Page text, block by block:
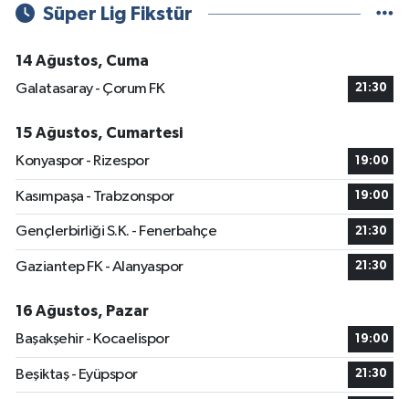
Süper Lig Fikstür
14 Ağustos, Cuma
Galatasaray - Çorum FK
21:30
15 Ağustos, Cumartesi
Konyaspor - Rizespor
19:00
Kasımpaşa - Trabzonspor 19:00
Gençlerbirliği S.K. - Fenerbahçe 21:30
Gaziantep FK - Alanyaspor 21:30
16 Ağustos, Pazar
Başakşehir - Kocaelispor
19:00
Beşiktaş - Eyüpspor 21:30